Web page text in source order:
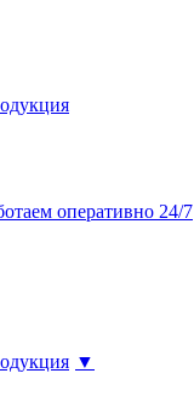
оперативно 24/7